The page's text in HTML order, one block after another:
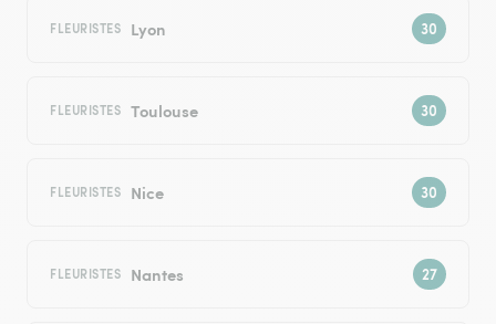
FLEURISTES Lyon
FLEURISTES Toulouse
FLEURISTES Nice
FLEURISTES Nantes